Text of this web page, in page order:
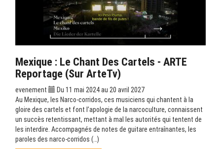
Mexique : Le Chant Des Cartels - ARTE
Reportage (sur ArteTv)
evenement
Du 11 mai 2024 au 20 avril 2027
Au Mexique, les Narco-corridos, ces musiciens qui chantent à la
gloire des cartels et font l’apologie de la narcoculture, connaissent
un succès retentissant, mettant à mal les autorités qui tentent de
les interdire. Accompagnés de notes de guitare entraînantes, les
paroles des narco-corridos (…)